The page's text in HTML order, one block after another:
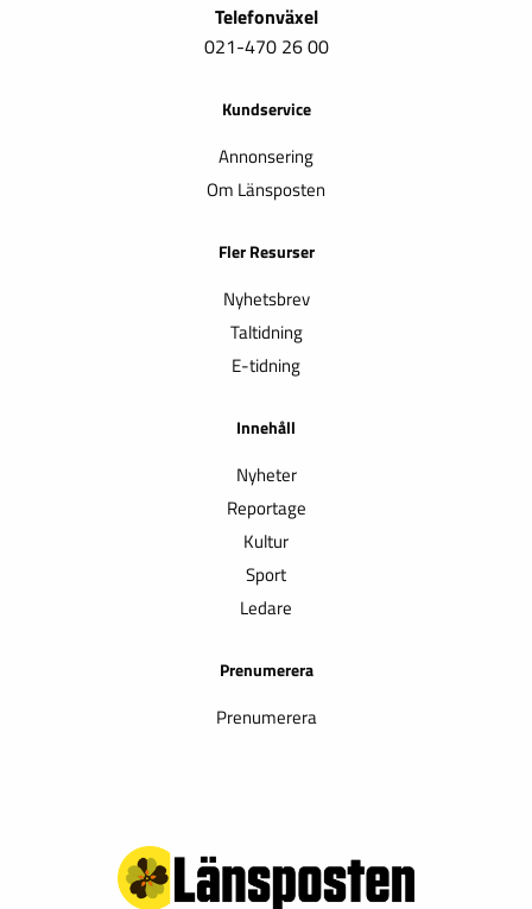
Telefonväxel
021-470 26 00
Kundservice
Annonsering
Om Länsposten
Fler Resurser
Nyhetsbrev
Taltidning
E-tidning
Innehåll
Nyheter
Reportage
Kultur
Sport
Ledare
Prenumerera
Prenumerera